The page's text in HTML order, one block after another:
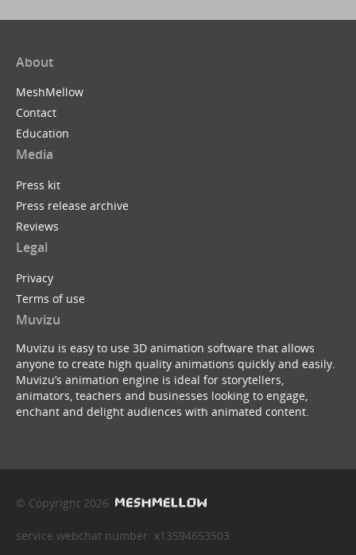
About
MeshMellow
Contact
Education
Media
Press kit
Press release archive
Reviews
Legal
Privacy
Terms of use
Muvizu
Muvizu is easy to use 3D animation software that allows
anyone to create high quality animations quickly and easily.
Muvizu’s animation engine is ideal for storytellers,
animators, teachers and businesses looking to engage,
enchant and delight audiences with animated content.
© Copyright 2026
service webchat number: x13594653503